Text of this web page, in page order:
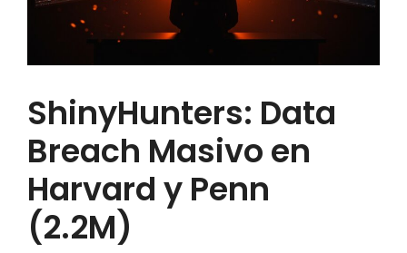
ShinyHunters: Data
Breach Masivo en
Harvard y Penn
(2.2M)